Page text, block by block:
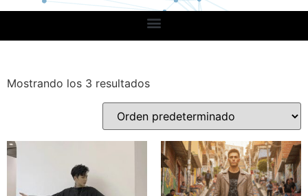
Mostrando los 3 resultados